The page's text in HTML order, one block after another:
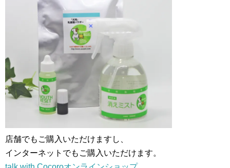
店舗でもご購入いただけますし、
インターネットでもご購入いただけます。